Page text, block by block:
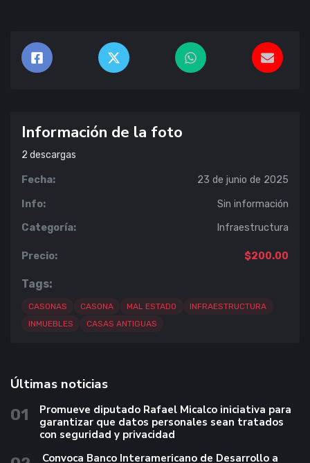
Información de la foto
2 descargas
Fecha: 23 de junio de 2025
Info: Sin información
Categoría: Infraestructura
Precio: $200.00
Tags:
CASONAS CASONA MAL ESTADO
INFRAESTRUCTURA
INMUEBLES
CASAS ANTIGUAS
Últimas noticias
01
Promueve diputado Rafael Micalco iniciativa para
garantizar que datos personales sean tratados
con seguridad y privacidad
Convoca Banco Interamericano de Desarrollo a